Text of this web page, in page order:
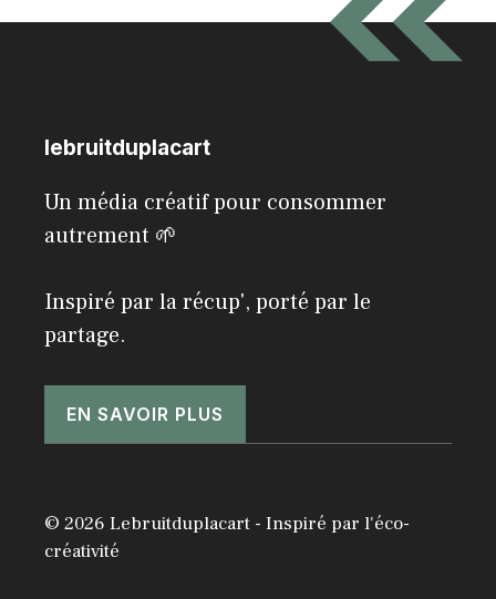
lebruitduplacart
Un média créatif pour consommer
autrement 🌱
Inspiré par la récup', porté par le
partage.
EN SAVOIR PLUS
© 2026 Lebruitduplacart - Inspiré par l'éco-
créativité